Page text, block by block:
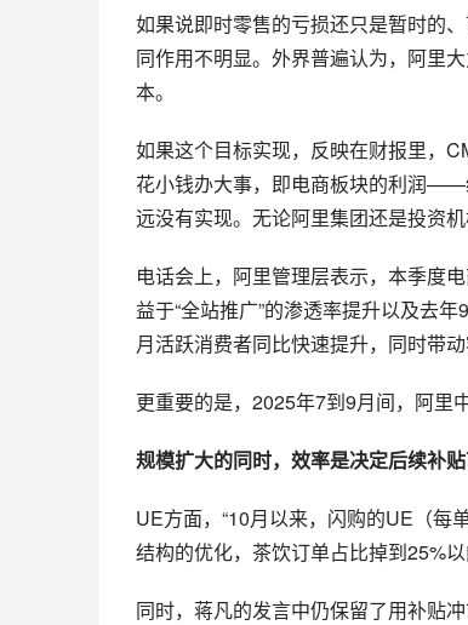
如果说即时零售的亏损还只是暂时的
同作用不明显。外界普遍认为，阿里
本。
如果这个目标实现，反映在财报里，
花小钱办大事，即电商板块的利润——
远没有实现。无论阿里集团还是投资
电话会上，阿里管理层表示，本季度
益于“全站推广”的渗透率提升以及去
月活跃消费者同比快速提升，同时带
更重要的是，2025年7到9月间，阿里
规模扩大的同时，效率是决定后续补贴
UE方面，“10月以来，闪购的UE（每
结构的优化，茶饮订单占比掉到25%
同时，蒋凡的发言中仍保留了用补贴